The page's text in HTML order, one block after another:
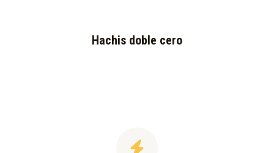
Hachis doble cero